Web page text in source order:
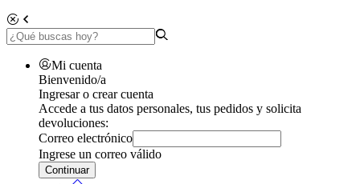
Mi cuenta
Bienvenido/a
Ingresar o crear cuenta
Accede a tus datos personales, tus pedidos y solicita
devoluciones:
Correo electrónico
Ingrese un correo válido
Continuar